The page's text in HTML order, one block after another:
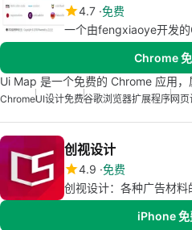
4.7 免费
一个由fengxiaoye开发的
Chrome
Ui Map 是一个免费的 Chrome 应用，
ChromeUI设计免费谷歌浏览器扩展程序网页
创视设计
4.9 免费
创视设计：各种广告材料
iPhone 免